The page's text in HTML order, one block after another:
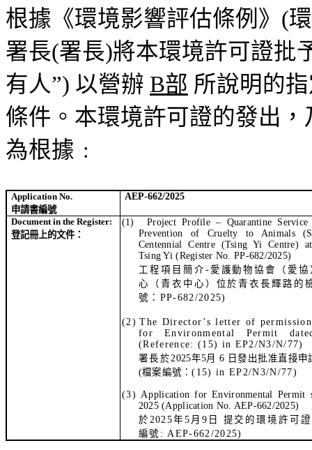
根據《環境影響評估條例》 (
署長(署長)將本環境許可證批
有人”) 以營辦 B部 所說明的
條件。 本環境許可證的發出
為根據 ﹕
Application No.
申請書編號
AEP-662/2025
Document in the Register:
登記冊上的文件：
(1)
Project Profile – Quarantine
Prevention of Cruelty to Animals
Centennial Centre (Tsing Yi Centre)
Tsing Yi(Register No. PP-682/2025)
工程項目簡介 - 愛護動物協會（愛
心（青衣中心）位於青衣長輝路的
號： PP-682/2025)
(2) The Director’s letter of
for Environmental Permit
(Reference: (15) in EP2/N3/N/77)
署長於2025年5月 6 日發出批准直接申
(檔案編號：(15) in EP2/N3/N/77)
(3) Application for Environmental Permit
2025(Application No. AEP-662/2025)
於 2025年 5 月 9 日
提交的環境許可
編號 : AEP-662/2025)